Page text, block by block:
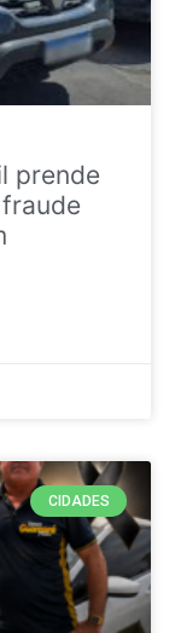
prende
CIDADES